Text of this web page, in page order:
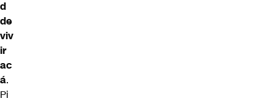
d
de
viv
ir
ac
á.
Pi